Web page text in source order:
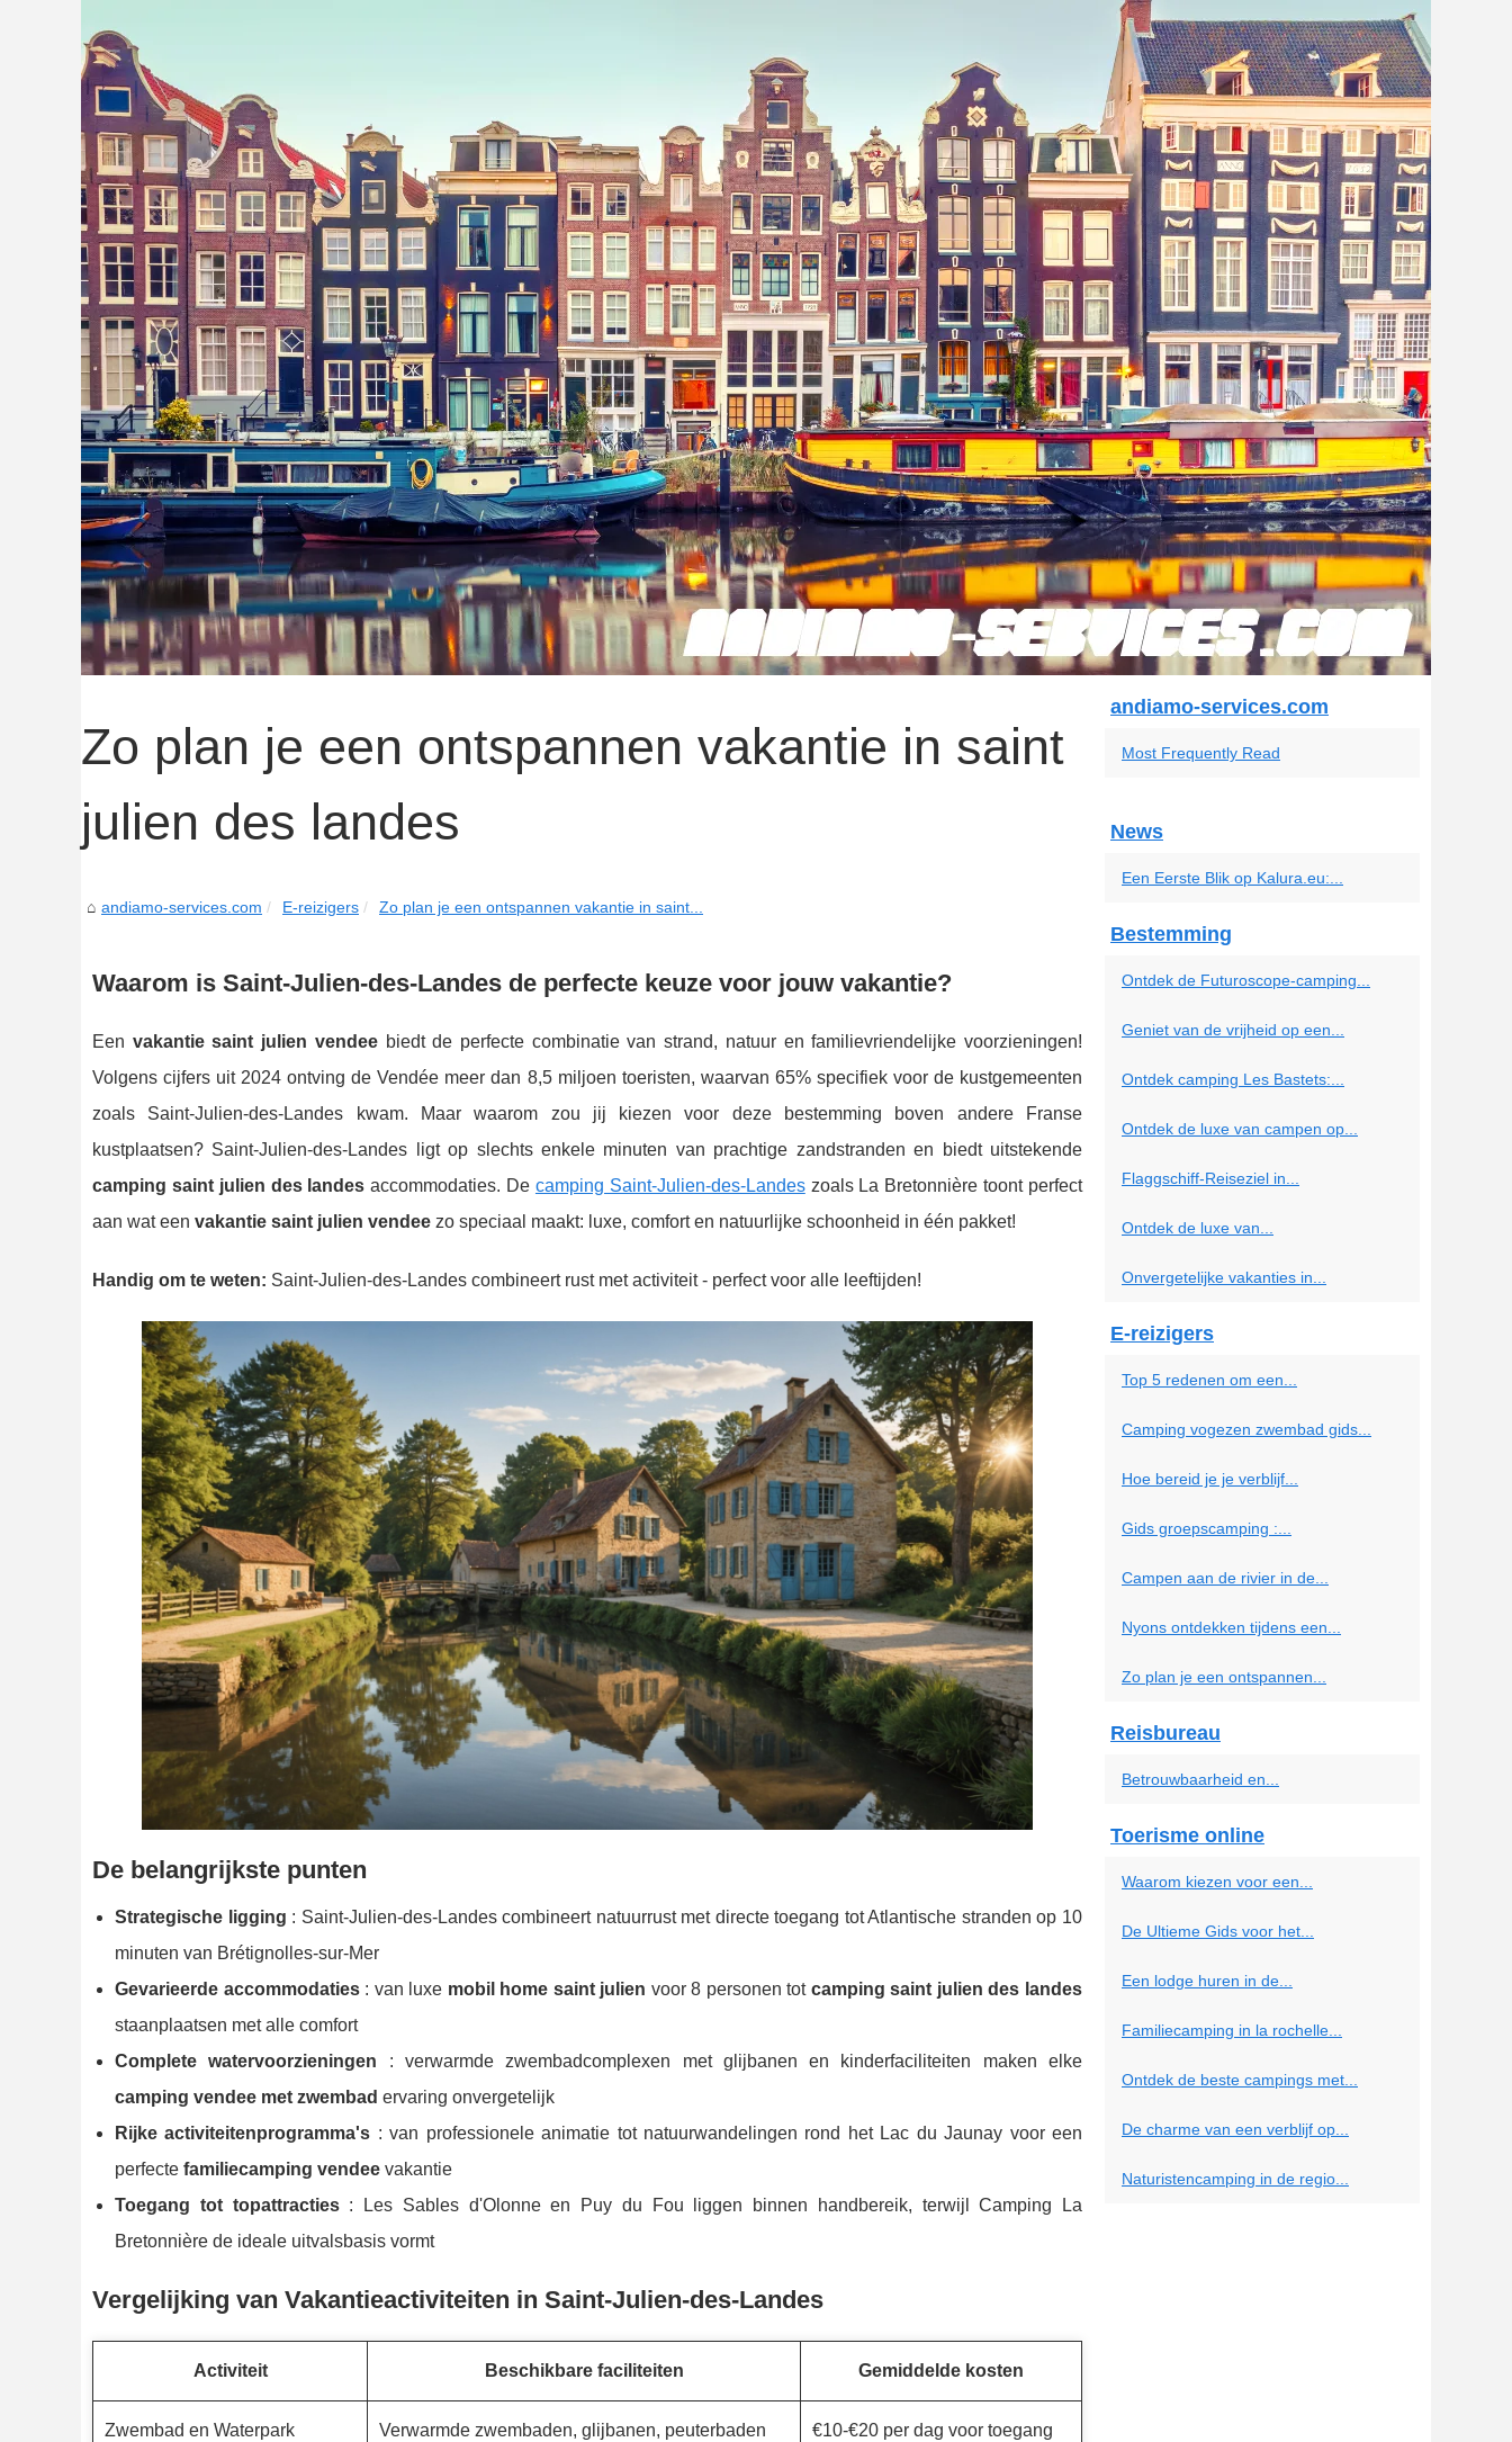
Zo plan je een ontspannen vakantie in saint
julien des landes
andiamo-services.com E-reizigers Zo plan je een ontspannen vakantie in saint...
Waarom is Saint-Julien-des-Landes de perfecte keuze voor jouw vakantie?
Een vakantie saint julien vendeebiedt de perfecte combinatie van strand, natuur en familievriendelijke voorzieningen!
Volgens cijfers uit 2024 ontving de Vendée meer dan 8,5 miljoen toeristen, waarvan 65% specifiek voor de kustgemeenten
zoals Saint-Julien-des-Landes kwam. Maar waarom zou jij kiezen voor deze bestemming boven andere Franse
kustplaatsen? Saint-Julien-des-Landes ligt op slechts enkele minuten van prachtige zandstranden en biedt uitstekende
camping saint julien des landes accommodaties. De camping Saint-Julien-des-Landeszoals La Bretonnière toont perfect
aan wat een vakantie saint julien vendee zo speciaal maakt: luxe, comfort en natuurlijke schoonheid in één pakket!
Handig om te weten: Saint-Julien-des-Landes combineert rust met activiteit - perfect voor alle leeftijden!
De belangrijkste punten
Strategische ligging : Saint-Julien-des-Landes combineert natuurrust met directe toegang tot Atlantische stranden op 10
minuten van Brétignolles-sur-Mer
Gevarieerde accommodaties: van luxe mobil home saint julien voor 8 personen tot camping saint julien des landes
staanplaatsen met alle comfort
Complete watervoorzieningen : verwarmde zwembadcomplexen met glijbanen en kinderfaciliteiten maken elke
camping vendee met zwembad ervaring onvergetelijk
Rijke activiteitenprogramma's : van professionele animatie tot natuurwandelingen rond het Lac du Jaunay voor een
perfecte familiecamping vendee vakantie
Toegang tot topattracties: Les Sables d'Olonne en Puy du Fou liggen binnen handbereik, terwijl Camping La
Bretonnière de ideale uitvalsbasis vormt
Vergelijking van Vakantieactiviteiten in Saint-Julien-des-Landes
Activiteit Beschikbare faciliteiten Gemiddelde kosten
Zwembad en Waterpark Verwarmde zwembaden, glijbanen, peuterbaden €10-€20 per dag voor toegang
andiamo-services.com
Most Frequently Read
News
Een Eerste Blik op Kalura.eu:...
Bestemming
Ontdek de Futuroscope-camping...
Geniet van de vrijheid op een...
Ontdek camping Les Bastets:...
Ontdek de luxe van campen op...
Flaggschiff-Reiseziel in...
Ontdek de luxe van...
Onvergetelijke vakanties in...
E-reizigers
Top 5 redenen om een...
Camping vogezen zwembad gids...
Hoe bereid je je verblijf...
Gids groepscamping :...
Campen aan de rivier in de...
Nyons ontdekken tijdens een...
Zo plan je een ontspannen...
Reisbureau
Betrouwbaarheid en...
Toerisme online
Waarom kiezen voor een...
De Ultieme Gids voor het...
Een lodge huren in de...
Familiecamping in la rochelle...
Ontdek de beste campings met...
De charme van een verblijf op...
Naturistencamping in de regio...